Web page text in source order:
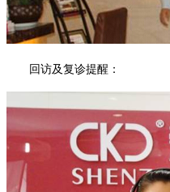
回访及复诊提醒：